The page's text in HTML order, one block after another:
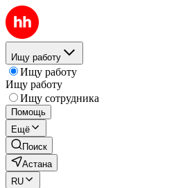
Ищу работу
Ищу работу
Ищу работу
Ищу сотрудника
Помощь
Ещё
Поиск
Астана
RU